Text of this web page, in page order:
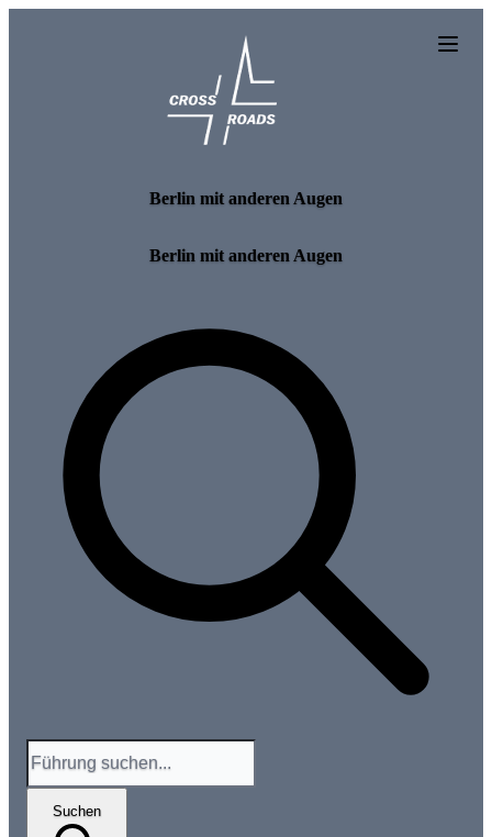
Berlin mit anderen Augen
Berlin mit anderen Augen
Suchen